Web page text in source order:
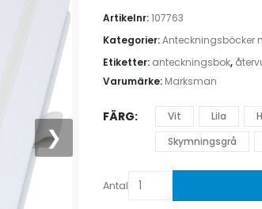
❯
Artikelnr:107763
Kategorier:Anteckningsböcker
Etiketter: anteckningsbok,
Varumärke: Marksman
FÄRG Vit Lila
Skymningsgrå
Antal